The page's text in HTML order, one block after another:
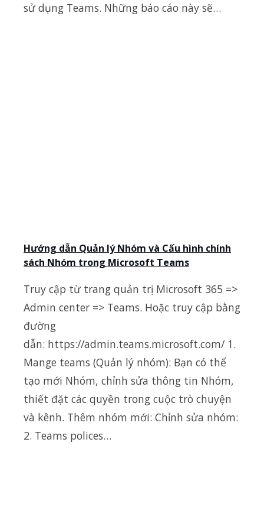
sử dụng Teams. Những báo cáo này sẽ…
Hướng dẫn Quản lý Nhóm và Cấu hình chính
sách Nhóm trong Microsoft Teams
Truy cập từ trang quản trị Microsoft 365 =>
Admin center => Teams. Hoặc truy cập bằng
đường
dẫn: https://admin.teams.microsoft.com/ 1.
Mange teams (Quản lý nhóm): Bạn có thể
tạo mới Nhóm, chỉnh sửa thông tin Nhóm,
thiết đặt các quyền trong cuộc trò chuyện
và kênh. Thêm nhóm mới: Chỉnh sửa nhóm:
2. Teams polices…